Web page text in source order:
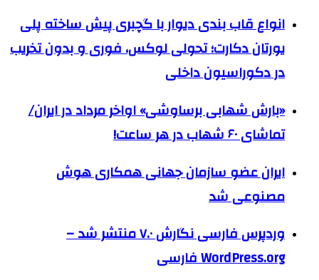
انواع قاب بندی دیوار با گچبری پیش ساخته پلی
یورتان دکارت؛ تحولی لوکس، فوری و بدون تخریب
در دکوراسیون داخلی
«بارش شهابی برساوشی» اواخر مرداد در ایران/
تماشای ۶۰ شهاب در هر ساعت!
ایران عضو سازمان جهانی همکاری هوش
مصنوعی شد
وردپرس فارسی نگارش ۷.۰ منتشر شد –
WordPress.org فارسی